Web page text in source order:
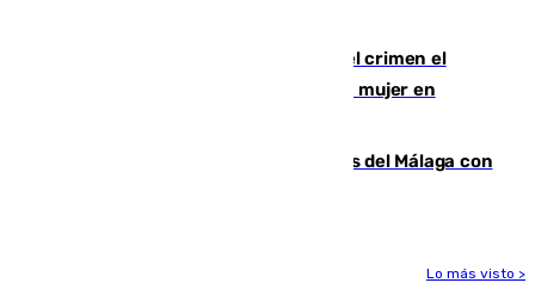
Confiesa en un diario ser el autor del crimen el
hombre en prisión por asesinato de una mujer en
Juanpe vuelve a los entrenamientos del Málaga con
Lo más visto >